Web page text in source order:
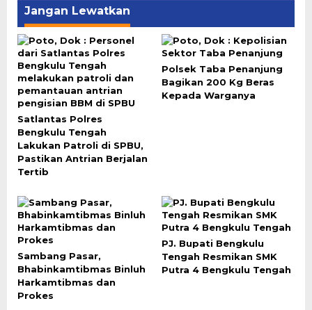
Jangan Lewatkan
Satlantas Polres
Bengkulu Tengah
Lakukan Patroli di SPBU,
Pastikan Antrian Berjalan
Tertib
Polsek Taba Penanjung
Bagikan 200 Kg Beras
Kepada Warganya
Sambang Pasar,
Bhabinkamtibmas Binluh
Harkamtibmas dan
Prokes
PJ. Bupati Bengkulu
Tengah Resmikan SMK
Putra 4 Bengkulu Tengah